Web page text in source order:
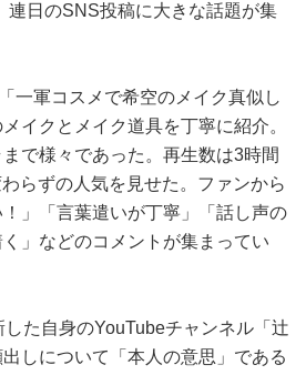
連日のSNS投稿に大きな話題が集
一軍コスメで希空のメイク真似し
イクとメイク道具を丁寧に紹介。
で様々であった。再生数は3時間
らずの人気を見せた。ファンから
」「言葉遣いが丁寧」「話し声の
」などのコメントが集まってい
た自身のYouTubeチャンネル「辻
しについて「本人の意思」である